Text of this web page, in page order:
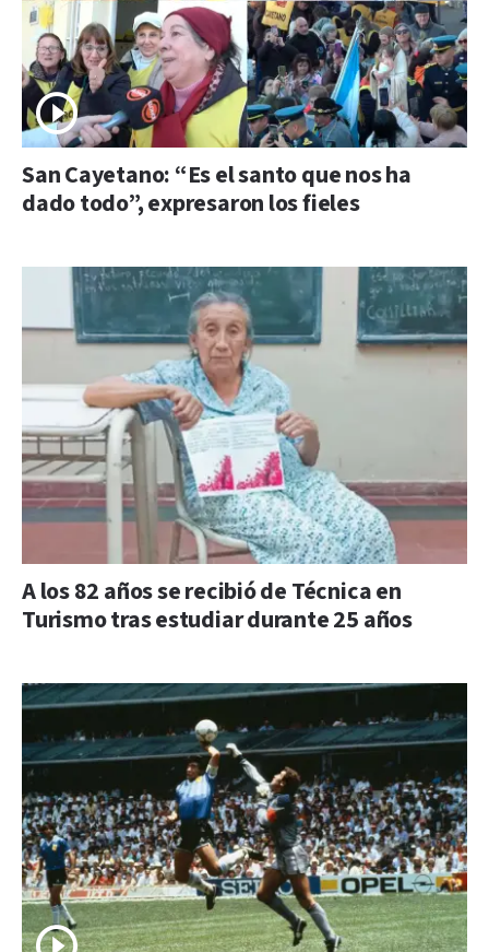
San Cayetano: “Es el santo que nos ha
dado todo”, expresaron los fieles
A los 82 años se recibió de Técnica en
Turismo tras estudiar durante 25 años